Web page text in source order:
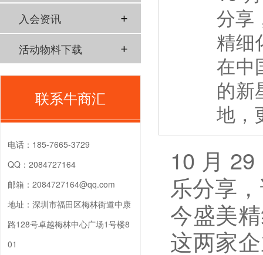
分享
精细
在中
的新
地，
10 月
乐分享
今盛美
这两家
入会资讯
活动物料下载
联系牛商汇
电话： 185-7665-3729
QQ： 2084727164
邮箱： 2084727164@qq.com
地址： 深圳市福田区梅林街道中康
路128号卓越梅林中心广场1号楼8
01